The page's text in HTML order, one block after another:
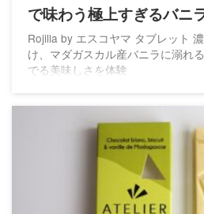
で味わう極上すぎるバニ
Rojilla by エスコヤマ タブレット
け、マダガスカル産バニラに溺れ
でる美味しさを体験